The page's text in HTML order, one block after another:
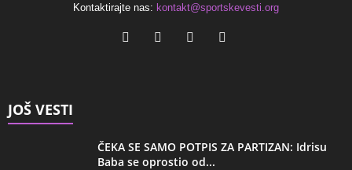
Kontaktirajte nas: kontakt@sportskevesti.org
JOŠ VESTI
ČEKA SE SAMO POTPIS ZA PARTIZAN: Idrisu
Baba se oprostio od...